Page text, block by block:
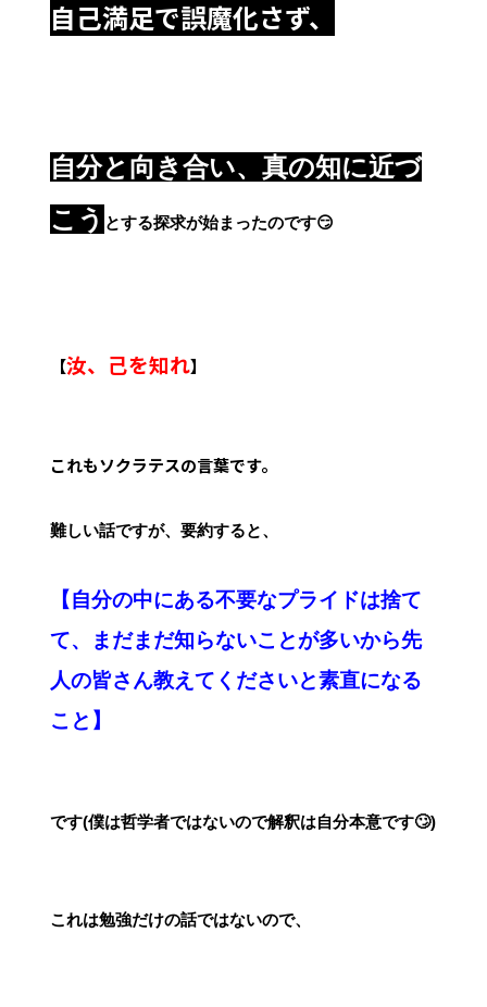
自己満足で誤魔化さず、
自分と向き合い、真の知に近づ
こう とする探求が始まったのです😏
【汝、己を知れ】
これもソクラテスの言葉です。
難しい話ですが、要約すると、
【自分の中にある不要なプライドは捨て
て、まだまだ知らないことが多いから先
人の皆さん教えてくださいと素直になる
こと】
です(僕は哲学者ではないので解釈は自分本意です🙄)
これは勉強だけの話ではないので、